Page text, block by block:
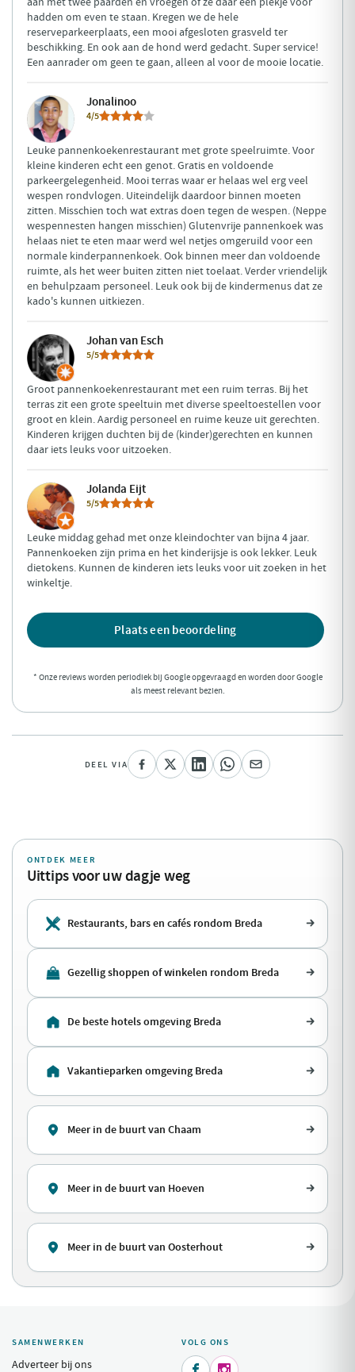
hadden om even te staan. Kregen we de hele
reserveparkeerplaats, een mooi afgesloten grasveld ter
beschikking. En ook aan de hond werd gedacht. Super service!
Een aanrader om geen te gaan, alleen al voor de mooie locatie.
Jonalinoo
4/5
Leuke pannenkoekenrestaurant met grote speelruimte. Voor
kleine kinderen echt een genot. Gratis en voldoende
parkeergelegenheid. Mooi terras waar er helaas wel erg veel
wespen rondvlogen. Uiteindelijk daardoor binnen moeten
zitten. Misschien toch wat extras doen tegen de wespen. (Neppe
wespennesten hangen misschien) Glutenvrije pannenkoek was
helaas niet te eten maar werd wel netjes omgeruild voor een
normale kinderpannenkoek. Ook binnen meer dan voldoende
ruimte, als het weer buiten zitten niet toelaat. Verder vriendelijk
en behulpzaam personeel. Leuk ook bij de kindermenus dat ze
kado's kunnen uitkiezen.
Johan van Esch
5/5
Groot pannenkoekenrestaurant met een ruim terras. Bij het
terras zit een grote speeltuin met diverse speeltoestellen voor
groot en klein. Aardig personeel en ruime keuze uit gerechten.
Kinderen krijgen duchten bij de (kinder)gerechten en kunnen
daar iets leuks voor uitzoeken.
Jolanda Eijt
5/5
Leuke middag gehad met onze kleindochter van bijna 4 jaar.
Pannenkoeken zijn prima en het kinderijsje is ook lekker. Leuk
dietokens. Kunnen de kinderen iets leuks voor uit zoeken in het
winkeltje.
Plaats een beoordeling
* Onze reviews worden periodiek bij Google opgevraagd en worden door Google
als meest relevant bezien.
DEEL VIA
ONTDEK MEER
Uittips voor uw dagje weg
Restaurants, bars en cafés rondom Breda
Gezellig shoppen of winkelen rondom Breda
De beste hotels omgeving Breda
Vakantieparken omgeving Breda
Meer in de buurt van Chaam
Meer in de buurt van Hoeven
Meer in de buurt van Oosterhout
SAMENWERKEN
Adverteer bij ons
VOLG ONS